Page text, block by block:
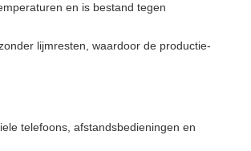
en is bestand tegen
lijmresten, waardoor de productie-
telefoons, afstandsbedieningen en